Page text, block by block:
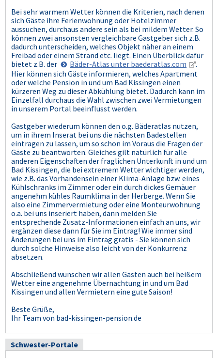
Bei sehr warmem Wetter können die Kriterien, nach denen
sich Gäste ihre Ferienwohnung oder Hotelzimmer
aussuchen, durchaus andere sein als bei mildem Wetter. So
können zwei ansonsten vergleichbare Gastgeber sich z.B.
dadurch unterscheiden, welches Objekt näher an einem
Freibad oder einem Strand etc. liegt. Einen Überblick dafür
bietet z.B. der
Bäder-Atlas unter baederatlas.com
.
Hier können sich Gäste informieren, welches Apartment
oder welche Pension in und um Bad Kissingen einen
kürzeren Weg zu dieser Abkühlung bietet. Dadurch kann im
Einzelfall durchaus die Wahl zwischen zwei Vermietungen
in unserem Portal beeinflusst werden.
Gastgeber wiederum können den o.g. Bäderatlas nutzen,
um in ihrem Inserat bei uns die nächsten Badestellen
eintragen zu lassen, um so schon im Voraus die Fragen der
Gäste zu beantworten. Gleiches gilt natürlich für alle
anderen Eigenschaften der fraglichen Unterkunft in und um
Bad Kissingen, die bei extremem Wetter wichtiger werden,
wie z.B. das Vorhandensein einer Klima-Anlage bzw. eines
Kühlschranks im Zimmer oder ein durch dickes Gemäuer
angenehm kühles Raumklima in der Herberge. Wenn Sie
also eine Zimmervermietung oder eine Monteurwohnung
o.ä. bei uns inseriert haben, dann melden Sie
entsprechende Zusatz-Informationen einfach an uns, wir
ergänzen diese dann für Sie im Eintrag! Wie immer sind
Änderungen bei uns im Eintrag gratis - Sie können sich
durch solche Hinweise also leicht von der Konkurrenz
absetzen.
Abschließend wünschen wir allen Gästen auch bei heißem
Wetter eine angenehme Übernachtung in und um Bad
Kissingen und allen Vermietern eine gute Saison!
Beste Grüße,
Ihr Team von bad-kissingen-pension.de
Schwester-Portale